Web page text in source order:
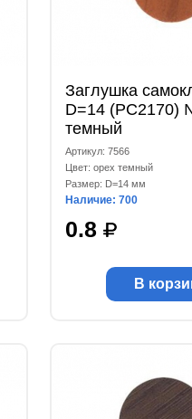
Заглушка
D=14 (РС2170)
темный
Артикул: 7566
Цвет: орех темный
Размер: D=14 мм
Наличие: 700
0.8
В